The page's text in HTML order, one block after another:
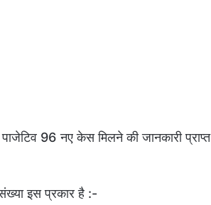
96 नए केस मिलने की जानकारी प्राप्त
संख्या इस प्रकार है :-